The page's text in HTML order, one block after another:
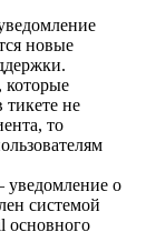
новые
которые
тикете не
то
о
системой
основного